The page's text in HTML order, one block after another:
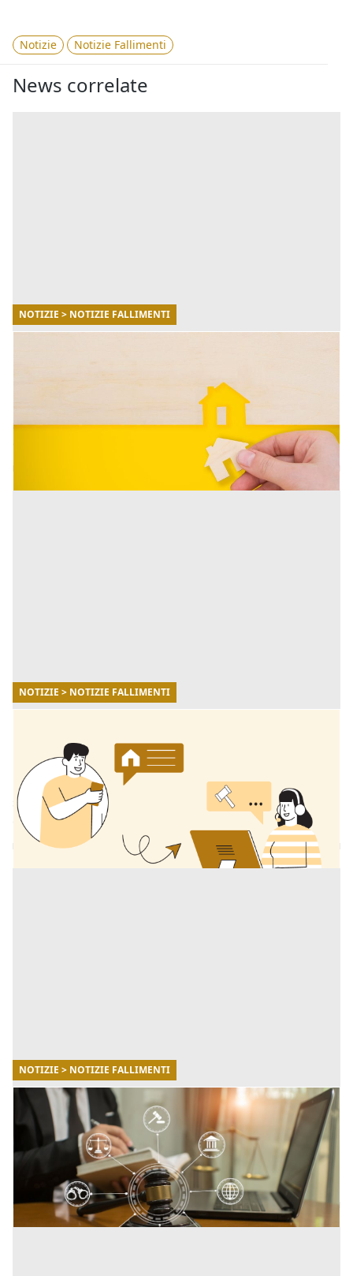
Notizie Notizie Fallimenti
News correlate
NOTIZIE > NOTIZIE FALLIMENTI
di un terreno
La rinuncia alla proprietà di un immobile è uno
strumento giuridico che consente al proprietario di
NOTIZIE > NOTIZIE FALLIMENTI
Aste giudiziarie: come orientarsi in sicurezza
con la consulenza di Fallimenti.it
Per affrontare questo percorso senza stress nasce il
servizio di consulenza di Fallimenti.it per la ricerca di
qualsiasi immobile in asta. [...]
NOTIZIE > NOTIZIE FALLIMENTI
13/11/2025
Guida completa alle aste giudiziarie in Italia
(2025)
Come funzionano, dove trovarle e quali errori evitare.